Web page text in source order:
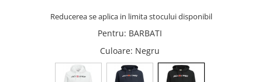
Reducerea se aplica in limita stocului disponibil
Pentru: BARBATI
Culoare: Negru